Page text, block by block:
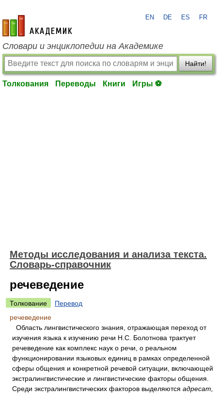
academic.ru
EN DE ES FR
Словари и энциклопедии на Академике
Найти!
Толкования Переводы Книги Игры ⚽
Методы исследования и анализа текста.
Словарь-справочник
речеведение
Толкование
Перевод
речеведение
Область лингвистического знания, отражающая переход от
изучения языка к изучению речи Н.С. Болотнова трактует
речеведение как комплекс наук о речи, о реальном
функционировании языковых единиц в рамках определенной
сферы общения и конкретной речевой ситуации, включающей
экстралингвистические и лингвистические факторы общения.
Среди экстралингвистических факторов выделяются адресат,